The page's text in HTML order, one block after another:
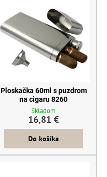
Ploskačka 60ml s puzdrom
na cigaru 8260
Skladom
16,81 €
Do košíka